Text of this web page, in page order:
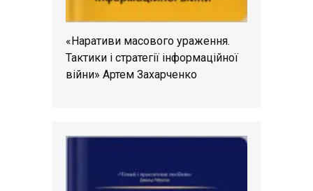
«Наративи масового ураження.
Тактики і стратегії інформаційної
війни» Артем Захарченко